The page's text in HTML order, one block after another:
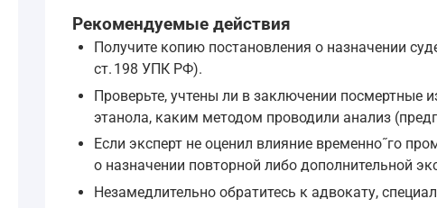
—Уголовно-процессуальный кодекс
В рамках обеспечения такого исследования
Статья 202. Получение образцов для
—Уголовно-процессуальный кодекс
Рекомендуемые действия
Получите копию постановления о назначении
ст. 198 УПК РФ).
Проверьте, учтены ли в заключении посмертные
этанола, каким методом проводили анализ
Если эксперт не оценил влияние временно˝го
о назначении повторной либо дополнительной
Незамедлительно обратитесь к адвокату,